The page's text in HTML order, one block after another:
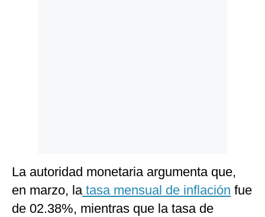
La autoridad monetaria argumenta que,
en marzo, latasa mensual de inflación fue
de 02.38%, mientras que la tasa de